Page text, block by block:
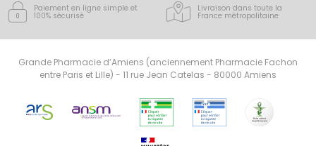
Paiement en ligne simple et
100% sécurisé
Livraison dans toute la
France métropolitaine
Grande Pharmacie d’Amiens (anciennement Pharmacie Fachon
entre Paris et Lille) - 11 rue Jean Catelas - 80000 Amiens